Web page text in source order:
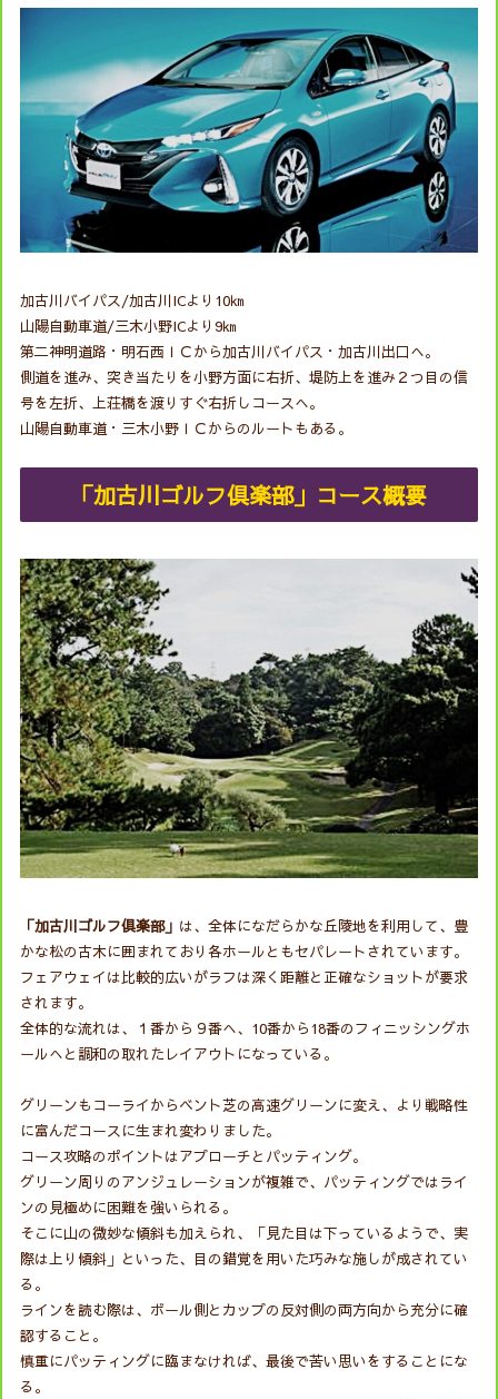
加古川バイパス/加古川ICより10㎞
山陽自動車道/三木小野ICより9㎞
第二神明道路・明石西ＩＣから加古川バイパス・加古川出口へ。
側道を進み、突き当たりを小野方面に右折、堤防上を進み２つ目の信
号を左折、上荘橋を渡りすぐ右折しコースへ。
山陽自動車道・三木小野ＩＣからのルートもある。
「加古川ゴルフ倶楽部」コース概要
「加古川ゴルフ倶楽部」 は、全体になだらかな丘陵地を利用して、豊
かな松の古木に囲まれており各ホールともセパレートされています。
フェアウェイは比較的広いがラフは深く距離と正確なショットが要求
されます。
全体的な流れは、１番から９番へ、10番から18番のフィニッシングホ
ールへと調和の取れたレイアウトになっている。
グリーンもコーライからベント芝の高速グリーンに変え、より戦略性
に富んだコースに生まれ変わりました。
コース攻略のポイントはアプローチとパッティング。
グリーン周りのアンジュレーションが複雑で、パッティングではライ
ンの見極めに困難を強いられる。
そこに山の微妙な傾斜も加えられ、「見た目は下っているようで、実
際は上り傾斜」といった、目の錯覚を用いた巧みな施しが成されてい
る。
ラインを読む際は、ボール側とカップの反対側の両方向から充分に確
認すること。
慎重にパッティングに臨まなければ、最後で苦い思いをすることにな
る。